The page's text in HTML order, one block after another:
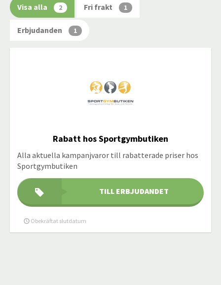
Visa alla 2 Fri frakt 1
Erbjudanden 1
Rabatt hos Sportgymbutiken
Alla aktuella kampanjvaror till rabatterade priser hos
Sportgymbutiken
TILL ERBJUDANDET
Obekräftat slutdatum